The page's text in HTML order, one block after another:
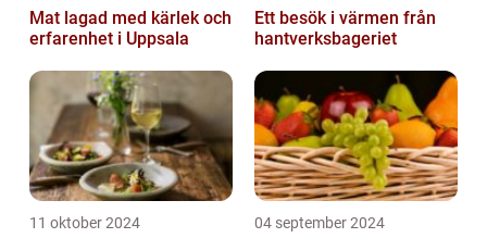
Mat lagad med kärlek och
erfarenhet i Uppsala
Ett besök i värmen från
hantverksbageriet
11 oktober 2024 04 september 2024